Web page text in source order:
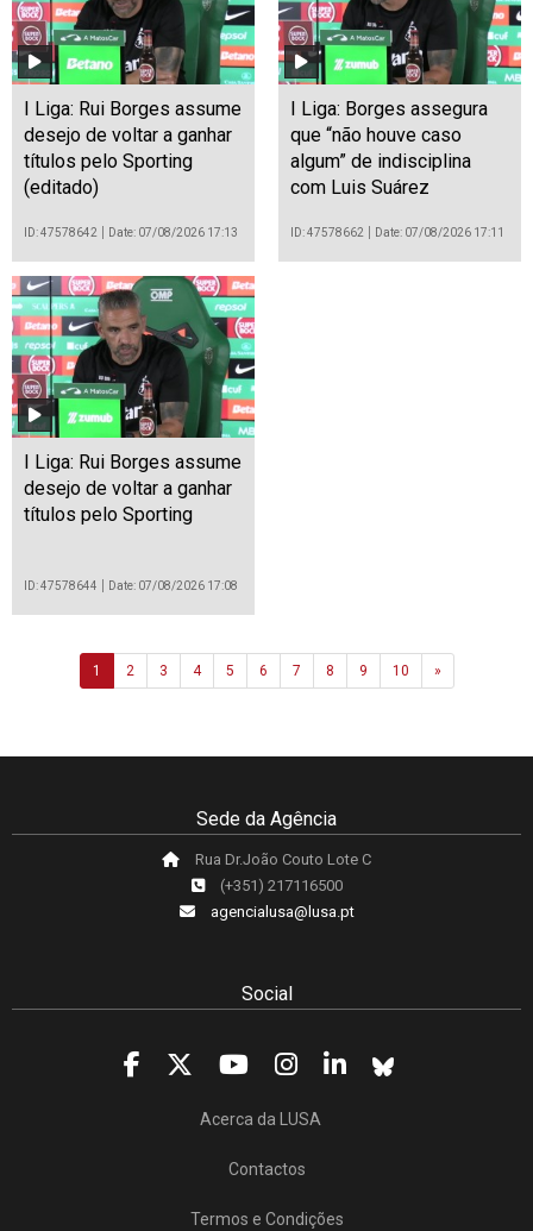
I Liga: Rui Borges assume
desejo de voltar a ganhar
títulos pelo Sporting
(editado)
ID: 47578642 Date: 07/08/2026 17:13
I Liga: Borges assegura
que “não houve caso
algum” de indisciplina
com Luis Suárez
ID: 47578662 Date: 07/08/2026 17:11
I Liga: Rui Borges assume
desejo de voltar a ganhar
títulos pelo Sporting
ID: 47578644 Date: 07/08/2026 17:08
1 2 3 4 5 6 7 8 9 10 »Next
Sede da Agência
Rua Dr.João Couto Lote C
(+351) 217116500
agencialusa@lusa.pt
Social
Acerca da LUSA
Contactos
Termos e Condições